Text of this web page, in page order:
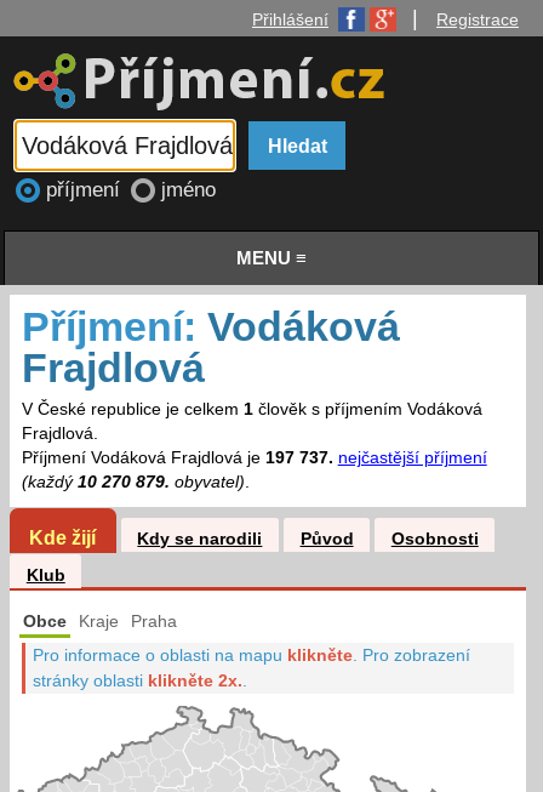
Přihlášení Registrace
příjmení jméno
MENU ≡
Příjmení: Vodáková
Frajdlová
V České republice je celkem 1člověk s příjmením Vodáková
Frajdlová.
Příjmení Vodáková Frajdlová je 197 737. nejčastější příjmení
(každý 10 270 879. obyvatel).
Kde žijí Kdy se narodili Původ
Osobnosti
Klub
Obce Kraje Praha
Pro informace o oblasti na mapu klikněte Pro zobrazení
stránky oblasti klikněte 2x.